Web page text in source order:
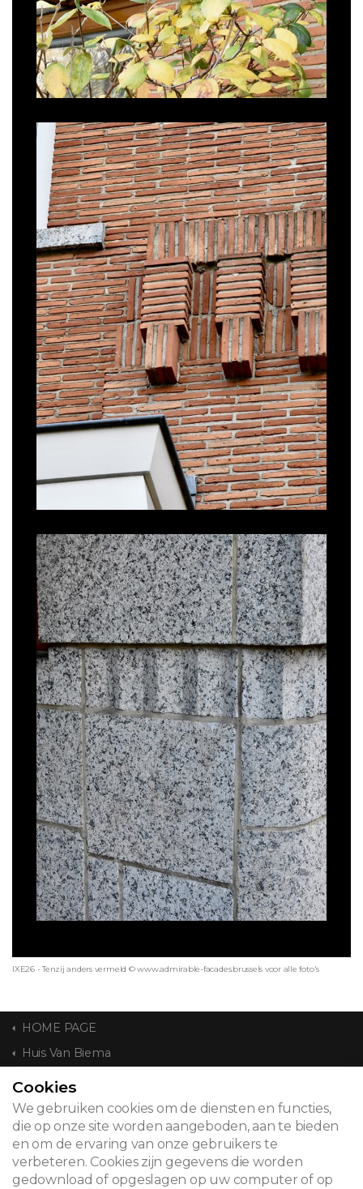
IXE26 - Tenzij anders vermeld © www.admirable-facades.brussels voor alle foto's
HOME PAGE
Huis Van Biema
CONTACT
© 2026
Cookies
We gebruiken cookies om de diensten en functies,
die op onze site worden aangeboden, aan te bieden
en om de ervaring van onze gebruikers te
verbeteren. Cookies zijn gegevens die worden
gedownload of opgeslagen op uw computer of op